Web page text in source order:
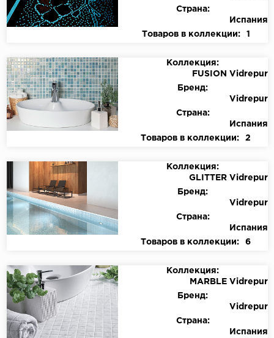
Страна:
Испания
Товаров в коллекции:
1
Коллекция:
FUSION Vidrepur
Бренд:
Vidrepur
Страна:
Испания
Товаров в коллекции:
2
Коллекция:
GLITTER Vidrepur
Бренд:
Vidrepur
Страна:
Испания
Товаров в коллекции:
6
Коллекция:
MARBLE Vidrepur
Бренд:
Vidrepur
Страна:
Испания